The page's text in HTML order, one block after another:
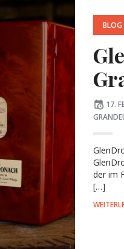
BLOG
on
17.
der im
[…]